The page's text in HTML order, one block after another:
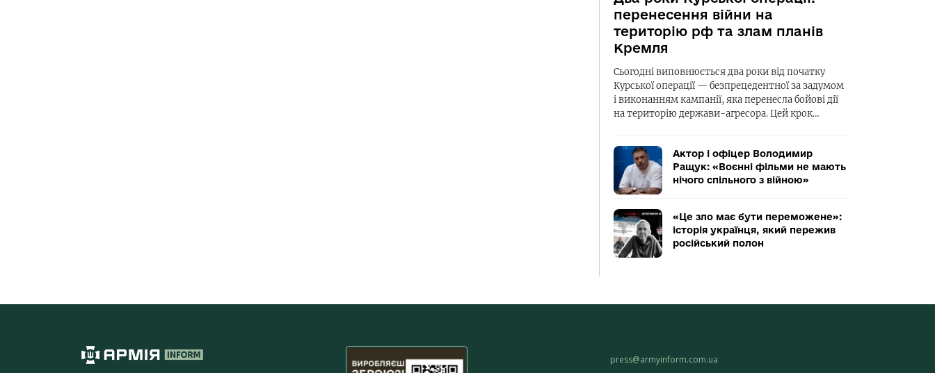
перенесення війни на
територію рф та злам планів
Кремля
Сьогодні виповнюється два роки від початку
Курської операції — безпрецедентної за задумом
і виконанням кампанії, яка перенесла бойові дії
на територію держави-агресора. Цей крок…
Актор і офіцер Володимир
Ращук: «Воєнні фільми не мають
нічого спільного з війною»
«Це зло має бути переможене»:
історія українця, який пережив
російський полон
press@armyinform.com.ua